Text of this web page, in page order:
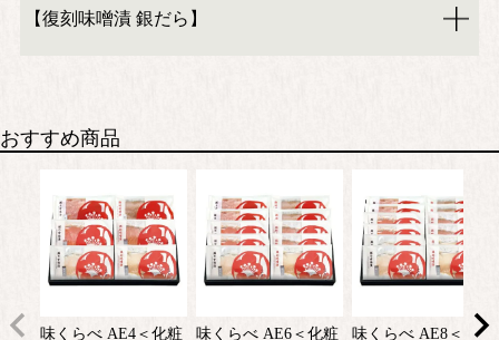
【復刻味噌漬 銀だら】
おすすめ商品
味くらべ AE4＜化粧
味くらべ AE6＜化粧
味くらべ AE8＜化粧